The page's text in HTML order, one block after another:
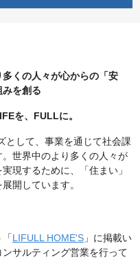
くの人々が心からの「安
を創る
を、FULLに。
として、事業を通じて社会課
世界中のより多くの人々が
現するために、「住まい」
開しています。
LIFULL HOME'S 」に掲載い
サルティング営業を行って